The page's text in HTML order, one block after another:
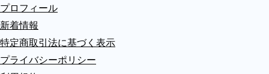
プロフィール
新着情報
特定商取引法に基づく表示
プライバシーポリシー